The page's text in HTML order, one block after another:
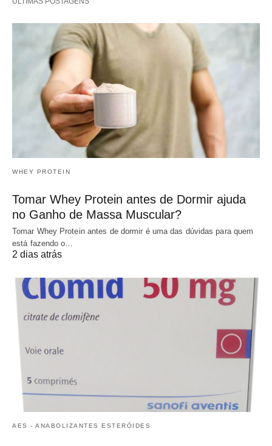
WHEY PROTEIN
Tomar Whey Protein antes de Dormir ajuda
no Ganho de Massa Muscular?
Tomar Whey Protein antes de dormir é uma das dúvidas para quem
está fazendo o…
2 dias atrás
AES - ANABOLIZANTES ESTERÓIDES